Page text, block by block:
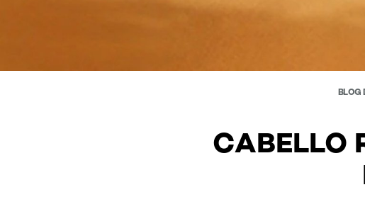
BLOG
CABELLO